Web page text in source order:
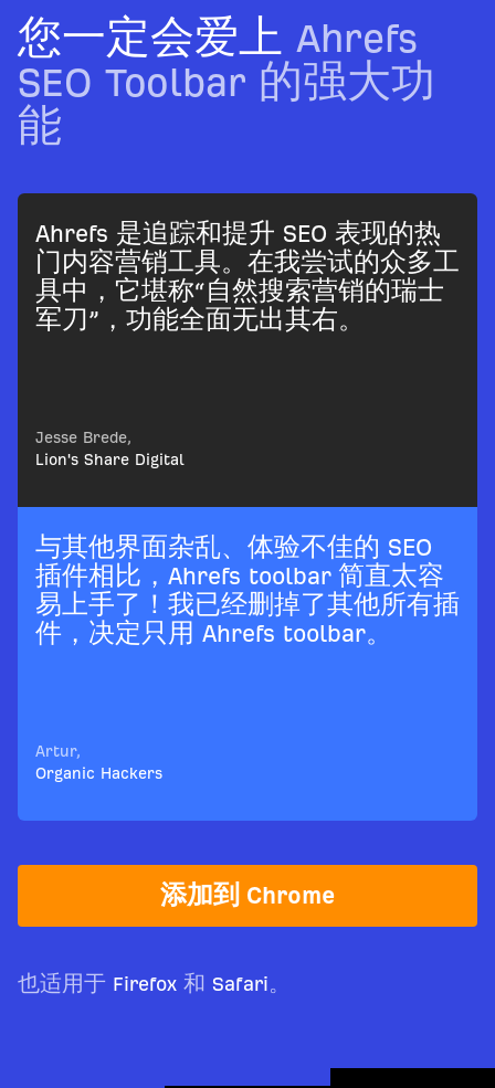
您一定会爱上 Ahrefs
SEO Toolbar 的强大功
能
Ahrefs 是追踪和提升 SEO 表现的热
门内容营销工具。在我尝试的众多工
具中，它堪称“自然搜索营销的瑞士
军刀”，功能全面无出其右。
Jesse Brede,
Lion's Share Digital
与其他界面杂乱、体验不佳的 SEO
插件相比，Ahrefs toolbar 简直太容
易上手了！我已经删掉了其他所有插
件，决定只用 Ahrefs toolbar。
Artur,
Organic Hackers
添加到 Chrome
也适用于 Firefox 和 Safari。